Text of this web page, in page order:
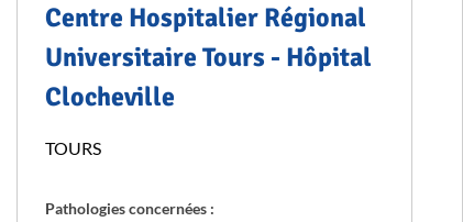
Centre Hospitalier Régional
Universitaire Tours - Hôpital
Clocheville
TOURS
Pathologies concernées :